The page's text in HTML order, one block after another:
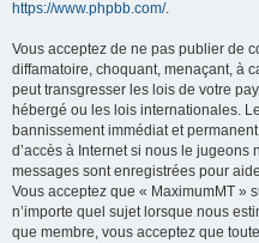
https://www.phpbb.com/.
Vous acceptez de ne pas publier de
diffamatoire, choquant, menaçant, à
peut transgresser les lois de votre
hébergé ou les lois internationales.
bannissement immédiat et
d’accès à Internet si nous le
messages sont enregistrées pour
Vous acceptez que « MaximumMT »
n’importe quel sujet lorsque nous
que membre, vous acceptez que